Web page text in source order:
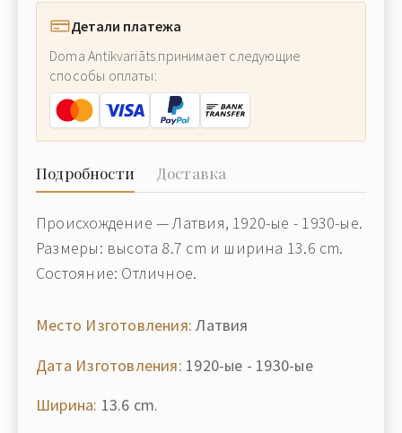
Детали платежа
Doma Antikvariāts принимает следующие
способы оплаты:
Подробности Доставка
Происхождение — Латвия, 1920-ые - 1930-ые.
Размеры: высота 8.7 cm и ширина 13.6 cm.
Состояние: Отличное.
Место Изготовления: Латвия
Дата Изготовления: 1920-ые - 1930-ые
Ширина: 13.6 cm.